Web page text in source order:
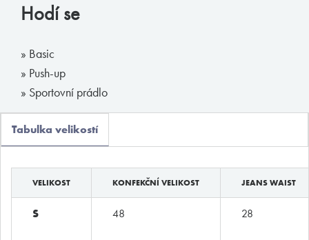
Hodí se
» Basic
» Push-up
» Sportovní prádlo
Tabulka velikostí
VELIKOST KONFEKČNÍ VELIKOST JEANS WAIST
S 48 28
E-SHOP
Platební podmínky
Vrácení zboží
©MyButler2013 - 2026, Všechna práva vyhrazena. Kopírování či